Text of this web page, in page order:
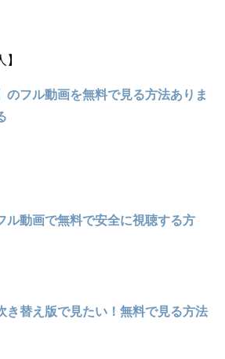
のフル動画を無料で見る方法ありま
ル動画で無料で安全に視聴する方
き替え版で見たい！無料で見る方法